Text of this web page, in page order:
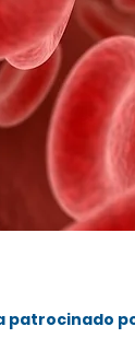
patrocinado